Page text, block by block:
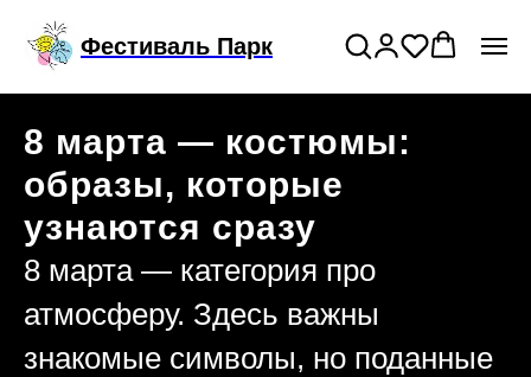
Фестиваль Парк
костюмов
8 марта — костюмы:
образы, которые
узнаются сразу
8 марта — категория про
атмосферу. Здесь важны
знакомые символы, но поданные